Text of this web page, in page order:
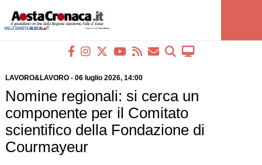
LAVORO&LAVORO- 06 luglio 2026, 14:00
Nomine regionali: si cerca un
componente per il Comitato
scientifico della Fondazione di
Courmayeur